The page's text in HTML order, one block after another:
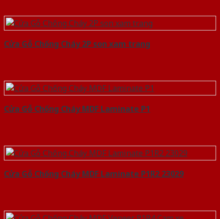
Cửa Gỗ Chống Cháy 2P son xam trang
Cửa Gỗ Chống Cháy MDF Laminate P1
Cửa Gỗ Chống Cháy MDF Laminate P1R2 23029